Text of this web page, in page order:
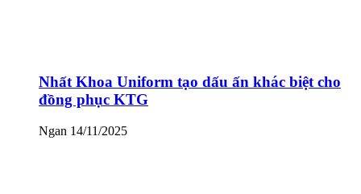
Nhất Khoa Uniform tạo dấu ấn khác biệt cho
đồng phục KTG
Ngan 14/11/2025